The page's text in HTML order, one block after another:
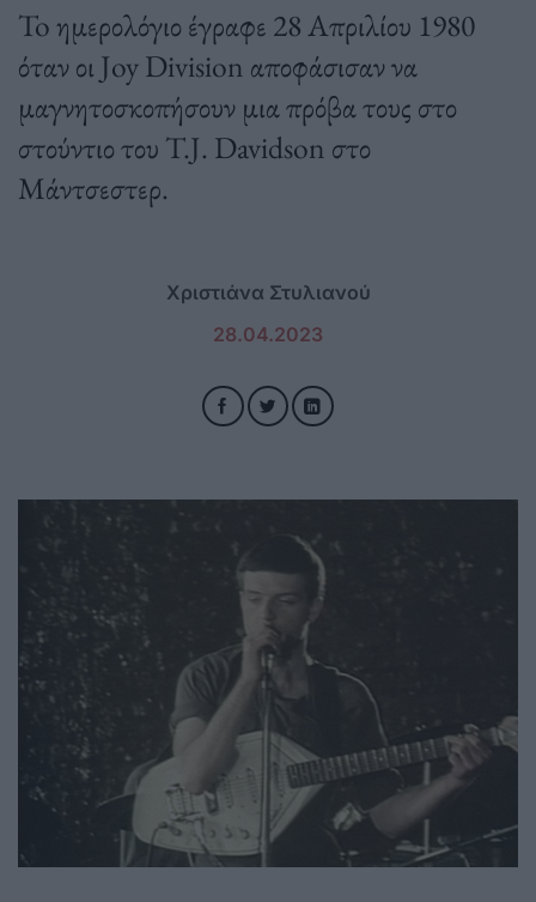
To ημερολόγιο έγραφε 28 Απριλίου 1980
όταν οι Joy Division αποφάσισαν να
μαγνητοσκοπήσουν μια πρόβα τους στο
στούντιο του T.J. Davidson στο
Μάντσεστερ.
Χριστιάνα Στυλιανού
28.04.2023